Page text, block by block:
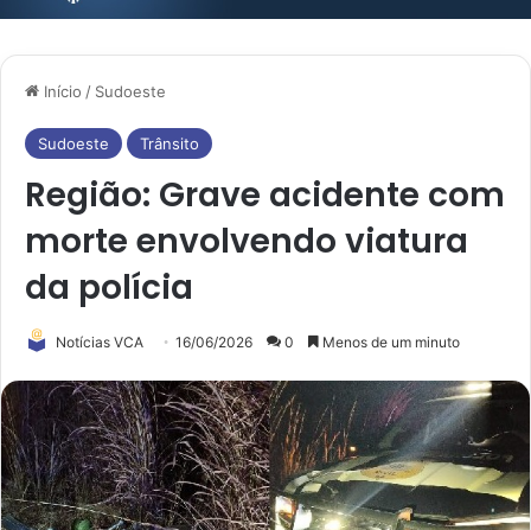
Início / Sudoeste
Sudoeste Trânsito
Região: Grave acidente com
morte envolvendo viatura
da polícia
Notícias VCA 16/06/2026 0 Menos de um minuto